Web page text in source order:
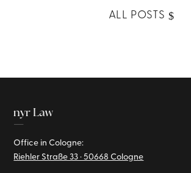
ALL POSTS
nyr Law
—
Office in Cologne:
Riehler Straße 33 · 50668 Cologne